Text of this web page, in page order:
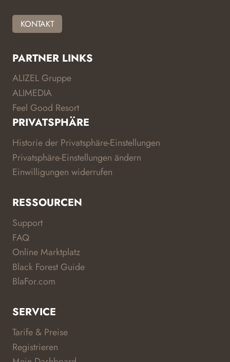
KONTAKT
PARTNER LINKS
ALIZEL Gruppe
ALIMEDIA
Feel Good Resort
PRIVATSPHÄRE
Historie der Privatsphäre-Einstellungen
Privatsphäre-Einstellungen ändern
Einwilligungen widerrufen
RESSOURCEN
Support
FAQ
Online Marktplatz
Black Forest Guide
BlaFor.com
SERVICE
Tarife & Preise
Registrieren